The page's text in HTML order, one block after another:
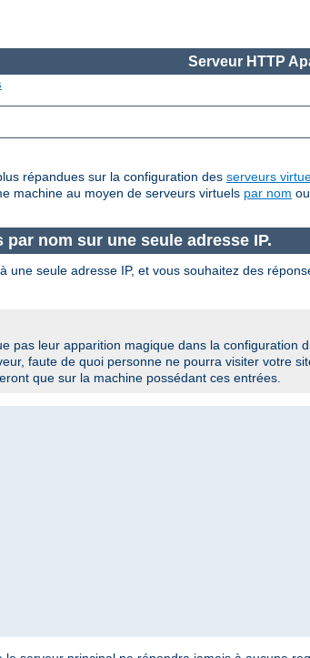
Serveur HTTP
répandues sur la configuration des serveurs
machine au moyen de serveurs virtuels par nom ou
nom sur une seule adresse IP.
seule adresse IP, et vous souhaitez des
pas leur apparition magique dans la configuration
faute de quoi personne ne pourra visiter votre
que sur la machine possédant ces entrées.